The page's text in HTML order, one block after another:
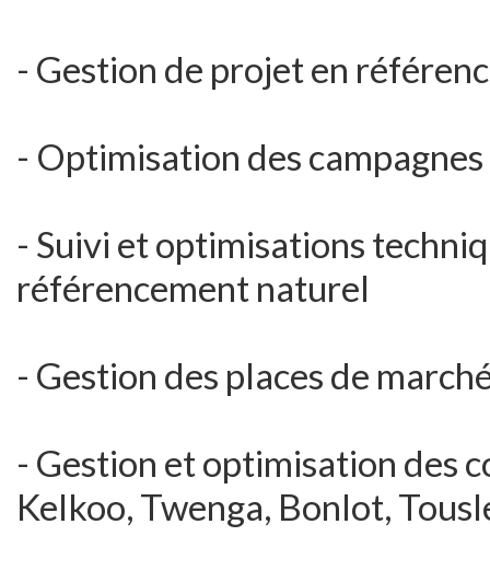
- Gestion de projet en
- Optimisation des
- Suivi et optimisations
référencement naturel
- Gestion des places de
- Gestion et optimisation des
Kelkoo, Twenga, Bonlot,